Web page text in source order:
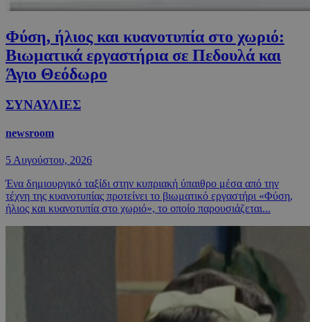
Φύση, ήλιος και κυανοτυπία στο χωριό:
Βιωματικά εργαστήρια σε Πεδουλά και
Άγιο Θεόδωρο
ΣΥΝΑΥΛΙΕΣ
newsroom
5 Αυγούστου, 2026
Ένα δημιουργικό ταξίδι στην κυπριακή ύπαιθρο μέσα από την
τέχνη της κυανοτυπίας προτείνει το βιωματικό εργαστήρι «Φύση,
ήλιος και κυανοτυπία στο χωριό», το οποίο παρουσιάζεται...